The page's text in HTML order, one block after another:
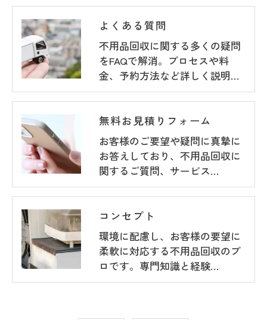
よくある質問
不用品回収に関する多くの疑問
をFAQで解消。プロセスや料
金、予約方法など詳しく説明…
無料お見積りフォーム
お客様のご要望や疑問に真摯に
お答えしており、不用品回収に
関するご質問、サービス…
コンセプト
環境に配慮し、お客様の要望に
柔軟に対応する不用品回収のプ
ロです。専門知識と経験…